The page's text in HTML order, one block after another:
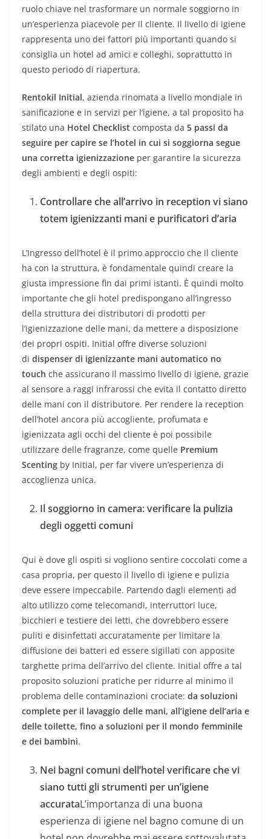
ruolo chiave nel trasformare un normale soggiorno in
un’esperienza piacevole per il cliente. Il livello di igiene
rappresenta uno dei fattori più importanti quando si
consiglia un hotel ad amici e colleghi, soprattutto in
questo periodo di riapertura.
Rentokil Initial, azienda rinomata a livello mondiale in
sanificazione e in servizi per l’igiene, a tal proposito ha
stilato una Hotel Checklist composta da 5 passi da
seguire per capire se l’hotel in cui si soggiorna segue
una corretta igienizzazione per garantire la sicurezza
degli ambienti e degli ospiti:
Controllare che all’arrivo in reception vi siano
totem igienizzanti mani e purificatori d’aria
L’Ingresso dell’hotel è il primo approccio che il cliente
ha con la struttura, è fondamentale quindi creare la
giusta impressione fin dai primi istanti. È quindi molto
importante che gli hotel predispongano all’ingresso
della struttura dei distributori di prodotti per
l’igienizzazione delle mani, da mettere a disposizione
dei propri ospiti. Initial offre diverse soluzioni
di dispenser di igienizzante mani automatico no
touch che assicurano il massimo livello di igiene, grazie
al sensore a raggi infrarossi che evita il contatto diretto
delle mani con il distributore. Per rendere la reception
dell’hotel ancora più accogliente, profumata e
igienizzata agli occhi del cliente è poi possibile
utilizzare delle fragranze, come quelle Premium
Scenting by Initial, per far vivere un’esperienza di
accoglienza unica.
Il soggiorno in camera: verificare la pulizia
degli oggetti comuni
Qui è dove gli ospiti si vogliono sentire coccolati come a
casa propria, per questo il livello di igiene e pulizia
deve essere impeccabile. Partendo dagli elementi ad
alto utilizzo come telecomandi, interruttori luce,
bicchieri e testiere dei letti, che dovrebbero essere
puliti e disinfettati accuratamente per limitare la
diffusione dei batteri ed essere sigillati con apposite
targhette prima dell’arrivo del cliente. Initial offre a tal
proposito soluzioni pratiche per ridurre al minimo il
problema delle contaminazioni crociate: da soluzioni
complete per il lavaggio delle mani, all’igiene dell’aria e
delle toilette, fino a soluzioni per il mondo femminile
e dei bambini.
Nei bagni comuni dell’hotel verificare che vi
siano tutti gli strumenti per un’igiene
accurataL’importanza di una buona
esperienza di igiene nel bagno comune di un